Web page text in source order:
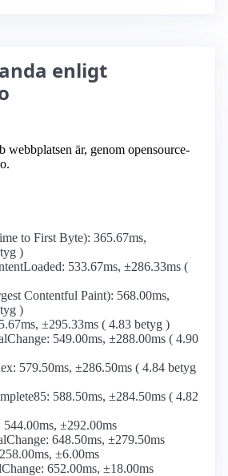
enligt
webbplatsen är, genom opensource-
to First Byte): 365.67ms,
)
533.67ms, ±286.33ms (
Contentful Paint): 568.00ms,
)
±295.33ms ( 4.83 betyg )
549.00ms, ±288.00ms ( 4.90
579.50ms, ±286.50ms ( 4.84 betyg
588.50ms, ±284.50ms ( 4.82
±292.00ms
648.50ms, ±279.50ms
±6.00ms
652.00ms, ±18.00ms